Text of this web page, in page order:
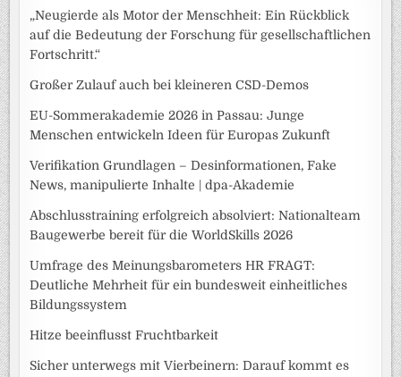
„Neugierde als Motor der Menschheit: Ein Rückblick
auf die Bedeutung der Forschung für gesellschaftlichen
Fortschritt.“
Großer Zulauf auch bei kleineren CSD-Demos
EU-Sommerakademie 2026 in Passau: Junge
Menschen entwickeln Ideen für Europas Zukunft
Verifikation Grundlagen – Desinformationen, Fake
News, manipulierte Inhalte | dpa-Akademie
Abschlusstraining erfolgreich absolviert: Nationalteam
Baugewerbe bereit für die WorldSkills 2026
Umfrage des Meinungsbarometers HR FRAGT:
Deutliche Mehrheit für ein bundesweit einheitliches
Bildungssystem
Hitze beeinflusst Fruchtbarkeit
Sicher unterwegs mit Vierbeinern: Darauf kommt es